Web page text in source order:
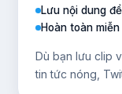
Lưu nội dung
Hoàn toàn
Dù bạn lưu clip
tin tức nóng,